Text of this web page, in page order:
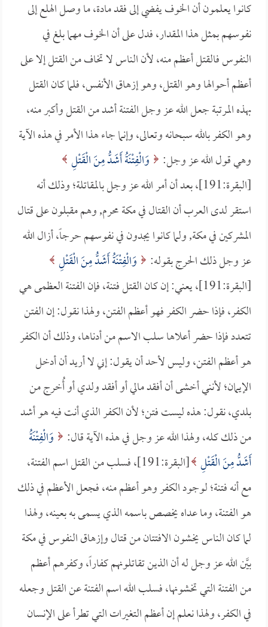
كانوا يعلمون أن الخوف يفضي إلى فقد مادة، ما وصل الهلع إلى
نفوسهم بمثل هذا المقدار، فدل على أن الخوف مهما بلغ في
النفوس فالقتل أعظم منه، لأن الناس لا تخاف من القتل إلا على
أعظم أحوالها وهو القتل، وهو إزهاق الأنفس، فلما كان القتل
بهذه المرتبة جعل الله عز وجل الفتنة أشد من القتل وأكبر منه،
وهو الكفر بالله سبحانه وتعالى، وإنما جاء هذا الأمر في هذه الآية
وهي قول الله عز وجل:
وَالْفِتْنَةُ أَشَدُّ مِنَ الْقَتْلِ
[البقرة:191]، بعد أن أمر الله عز وجل بالمقاتلة؛ وذلك أنه
استقر لدى العرب أن القتال في مكة محرم, وهم مقبلون على قتال
المشركين في مكة, ولما كانوا يجدون في نفوسهم حرجاً، أزال الله
عز وجل ذلك الحرج بقوله:
وَالْفِتْنَةُ أَشَدُّ مِنَ الْقَتْلِ
[البقرة:191]، يعني: إن كان القتل فتنة، فإن الفتنة العظمى هي
الكفر، فإذا حضر الكفر فهو أعظم الفتن، ولهذا نقول: إن الفتن
تتعدد فإذا حضر أعلاها سلب الاسم من أدناها، وذلك أن الكفر
هو أعظم الفتن، وليس لأحد أن يقول: إني لا أريد أن أدخل
الإيمان؛ لأنني أخشى أن أفقد مالي أو أفقد ولدي أو أُخرج من
بلدي، نقول: هذه ليست فتن؛ لأن الكفر الذي أنت فيه هو أشد
من ذلك كله، ولهذا الله عز وجل في هذه الآية قال:
وَالْفِتْنَةُ
أَشَدُّ مِنَ الْقَتْلِ
[البقرة:191]، فسلب من القتل اسم الفتنة،
مع أنه فتنة؛ لوجود الكفر وهو أعظم منه، فجعل الأعظم في ذلك
هو الفتنة، وما عداه يخصص باسمه الذي يسمى به بعينه، ولهذا
لما كان الناس يخشون الافتتان من قتال وإزهاق النفوس في مكة
بيَّن الله عز وجل له أن الذين تقاتلونهم كفاراً، وكفرهم أعظم
من الفتنة التي تخشونها، فسلب الله اسم الفتنة عن القتل وجعله
في الكفر، ولهذا نعلم إن أعظم التغيرات التي تطرأ على الإنسان